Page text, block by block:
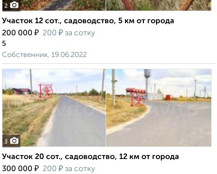
2
Участок 12 сот., садоводство, 5 км от города
200 000 ₽ 200 ₽ за сотку
5
Собственник, 19.06.2022
3
Участок 20 сот., садоводство, 12 км от города
300 000 ₽ 200 ₽ за сотку